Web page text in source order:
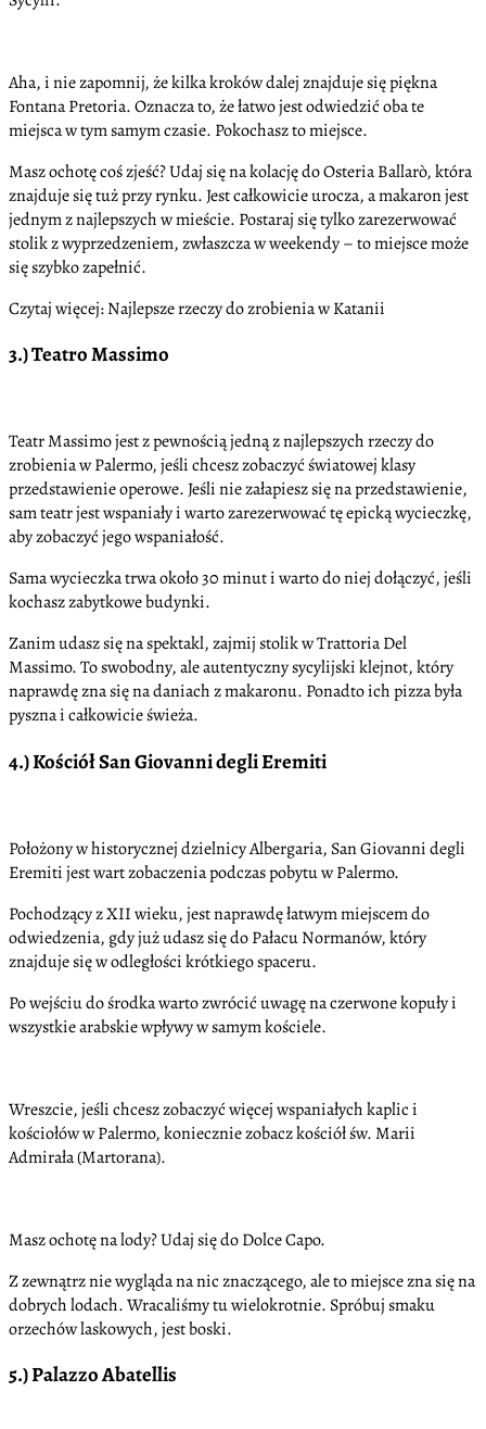
Aha, i nie zapomnij, że kilka kroków dalej znajduje się piękna
Fontana Pretoria. Oznacza to, że łatwo jest odwiedzić oba te
miejsca w tym samym czasie. Pokochasz to miejsce.
Masz ochotę coś zjeść? Udaj się na kolację do Osteria Ballarò, która
znajduje się tuż przy rynku. Jest całkowicie urocza, a makaron jest
jednym z najlepszych w mieście. Postaraj się tylko zarezerwować
stolik z wyprzedzeniem, zwłaszcza w weekendy – to miejsce może
się szybko zapełnić.
Czytaj więcej: Najlepsze rzeczy do zrobienia w Katanii
3.) Teatro Massimo
Teatr Massimo jest z pewnością jedną z najlepszych rzeczy do
zrobienia w Palermo, jeśli chcesz zobaczyć światowej klasy
przedstawienie operowe. Jeśli nie załapiesz się na przedstawienie,
sam teatr jest wspaniały i warto zarezerwować tę epicką wycieczkę,
aby zobaczyć jego wspaniałość.
Sama wycieczka trwa około 30 minut i warto do niej dołączyć, jeśli
kochasz zabytkowe budynki.
Zanim udasz się na spektakl, zajmij stolik w Trattoria Del
Massimo. To swobodny, ale autentyczny sycylijski klejnot, który
naprawdę zna się na daniach z makaronu. Ponadto ich pizza była
pyszna i całkowicie świeża.
4.) Kościół San Giovanni degli Eremiti
Położony w historycznej dzielnicy Albergaria, San Giovanni degli
Eremiti jest wart zobaczenia podczas pobytu w Palermo.
Pochodzący z XII wieku, jest naprawdę łatwym miejscem do
odwiedzenia, gdy już udasz się do Pałacu Normanów, który
znajduje się w odległości krótkiego spaceru.
Po wejściu do środka warto zwrócić uwagę na czerwone kopuły i
wszystkie arabskie wpływy w samym kościele.
Wreszcie, jeśli chcesz zobaczyć więcej wspaniałych kaplic i
kościołów w Palermo, koniecznie zobacz kościół św. Marii
Admirała (Martorana).
Masz ochotę na lody? Udaj się do Dolce Capo.
Z zewnątrz nie wygląda na nic znaczącego, ale to miejsce zna się na
dobrych lodach. Wracaliśmy tu wielokrotnie. Spróbuj smaku
orzechów laskowych, jest boski.
5.) Palazzo Abatellis